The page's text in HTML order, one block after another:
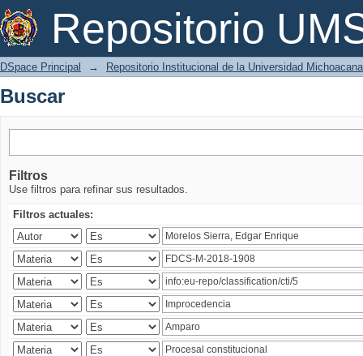
Repositorio
Buscar
DSpace Principal → Repositorio Institucional de la Universidad
Buscar
Filtros
Use filtros para refinar sus resultados.
Filtros actuales: